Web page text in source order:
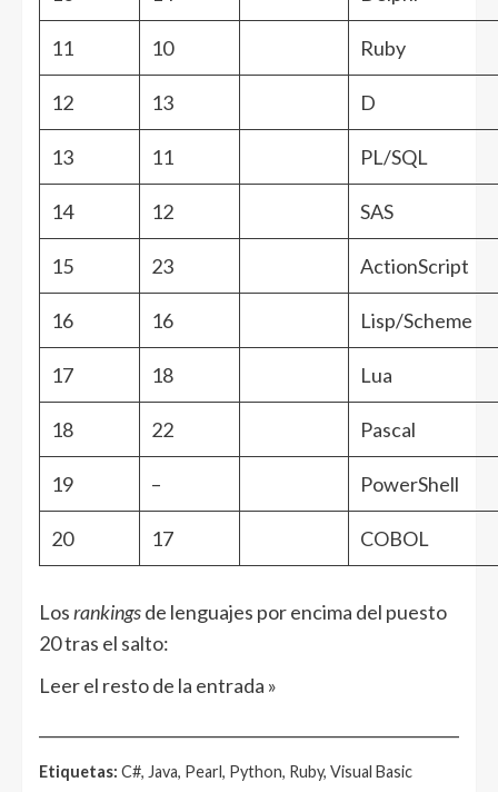
11 10 Ruby
12 13 D
13 11 PL/SQL
14 12 SAS
15 23 ActionScript
16 16 Lisp/Scheme
17 18 Lua
18 22 Pascal
19 – PowerShell
20 17 COBOL
Losrankingsde lenguajes por encima del puesto
20 tras el salto:
Leer el resto de la entrada »
Etiquetas: C#, Java, Pearl, Python, Ruby, Visual Basic